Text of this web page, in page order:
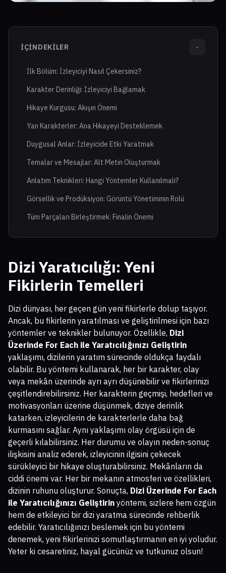
İÇINDEKILER -
İlk Bölüm: İzleyiciyi Nasıl Çekersiniz?
Karakter Derinliği: İzleyiciyi Bağlamak
Hikaye Kurgusu: Akışın Önemi
Yan Karakterler: Ana Hikayeyi Desteklemek
Duygusal Anlar: İzleyicide Etki Yaratmak
Temalar ve Mesajlar: Alt Metin Oluşturmak
Anlatım Teknikleri: Hangi Yöntemler Kullanılmalı?
Görsellik ve Prodüksiyon: Görüntü Yönetiminin Rolü
Tüm Parçaları Birleştirmek: Finalin Önemi
Dizi Yaratıcılığı: Yeni
Fikirlerin Temelleri
Dizi dünyası, her geçen gün yeni fikirlerle dolup taşıyor.
Ancak, bu fikirlerin yaratılması ve geliştirilmesi için bazı
yöntemler ve teknikler bulunuyor. Özellikle, Dizi
Üzerinde For Each ile Yaratıcılığınızı Geliştirin
yaklaşımı, dizilerin yaratım sürecinde oldukça faydalı
olabilir. Bu yöntemi kullanarak, her bir karakter, olay
veya mekân üzerinde ayrı ayrı düşünebilir ve fikirlerinizi
çeşitlendirebilirsiniz. Her karakterin geçmişi, hedefleri ve
motivasyonları üzerine düşünmek, diziye derinlik
katarken, izleyicilerin de karakterlerle daha bağ
kurmasını sağlar. Aynı yaklaşımı olay örgüsü için de
geçerli kılabilirsiniz. Her durumu ve olayın neden-sonuç
ilişkisini analiz ederek, izleyicinin ilgisini çekecek
sürükleyici bir hikaye oluşturabilirsiniz. Mekânların da
ciddi önemi var. Her bir mekanın atmosferi ve özellikleri,
dizinin ruhunu oluşturur. Sonuçta, Dizi Üzerinde For Each
ile Yaratıcılığınızı Geliştirin yöntemi, sizlere hem özgün
hem de etkileyici bir dizi yaratma sürecinde rehberlik
edebilir. Yaratıcılığınızı beslemek için bu yöntemi
denemek, yeni fikirlerinizi somutlaştırmanın en iyi yoludur.
Yeter ki cesaretiniz, hayal gücünüz ve tutkunuz olsun!